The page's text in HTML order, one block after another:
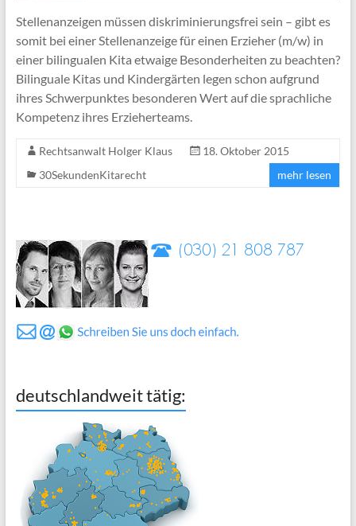
Stellenanzeigen müssen diskriminierungsfrei sein – gibt es
somit bei einer Stellenanzeige für einen Erzieher (m/w) in
einer bilingualen Kita etwaige Besonderheiten zu beachten?
Bilinguale Kitas und Kindergärten legen schon aufgrund
ihres Schwerpunktes besonderen Wert auf die sprachliche
Kompetenz ihres Erzieherteams.
Rechtsanwalt Holger Klaus
18. Oktober 2015
30SekundenKitarecht
mehr lesen
deutschlandweit tätig: